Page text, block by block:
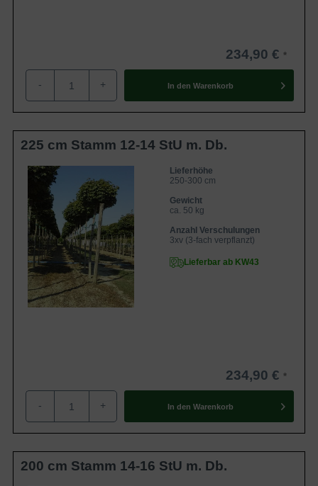
234,90 €
- + In den Warenkorb
225 cm Stamm 12-14 StU m. Db.
Lieferhöhe
250-300 cm
Gewicht
ca. 50 kg
Anzahl Verschulungen
3xv (3-fach verpflanzt)
Lieferbar ab KW43
234,90 €
- + In den Warenkorb
200 cm Stamm 14-16 StU m. Db.